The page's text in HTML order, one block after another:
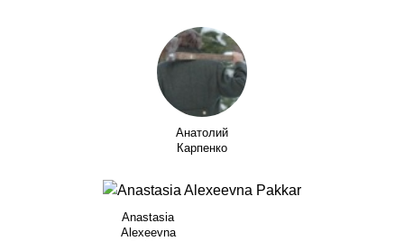
Анатолий
Карпенко
Anastasia
Alexeevna